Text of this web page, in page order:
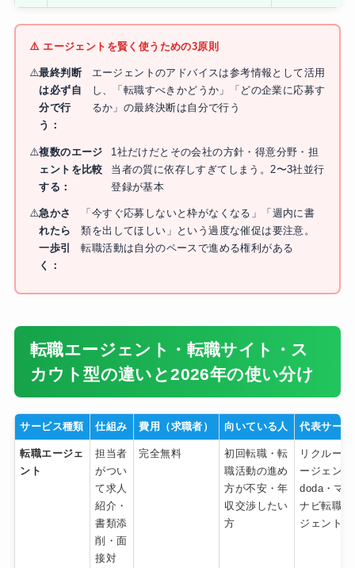
⚠️ エージェントを賢く使うための3原則
最終判断
は必ず自
分で行
う：
エージェントのアドバイスは参考情報として活用
し、「転職すべきかどうか」「どの企業に応募す
るか」の最終決断は自分で行う
複数のエージ
ェントを比較
する：
1社だけだとその会社の方針・得意分野・担
当者の質に依存しすぎてしまう。2〜3社並行
登録が基本
急かさ
れたら
一歩引
く：
「今すぐ応募しないと枠がなくなる」「週内に書
類を出してほしい」という過度な催促は要注意。
転職活動は自分のペースで進める権利がある
転職エージェント・転職サイト・ス
カウト型の違いと2026年の使い分け
サービス種類 仕組み 費用（求職者） 向いている人 代表サービ
転職エージェ
ント
担当者
がつい
て求人
紹介・
書類添
削・面
接対
完全無料
初回転職・転
職活動の進め
方が不安・年
収交渉したい
方
リクルー
ージェント
doda・マイ
ナビ転職エ
ジェント